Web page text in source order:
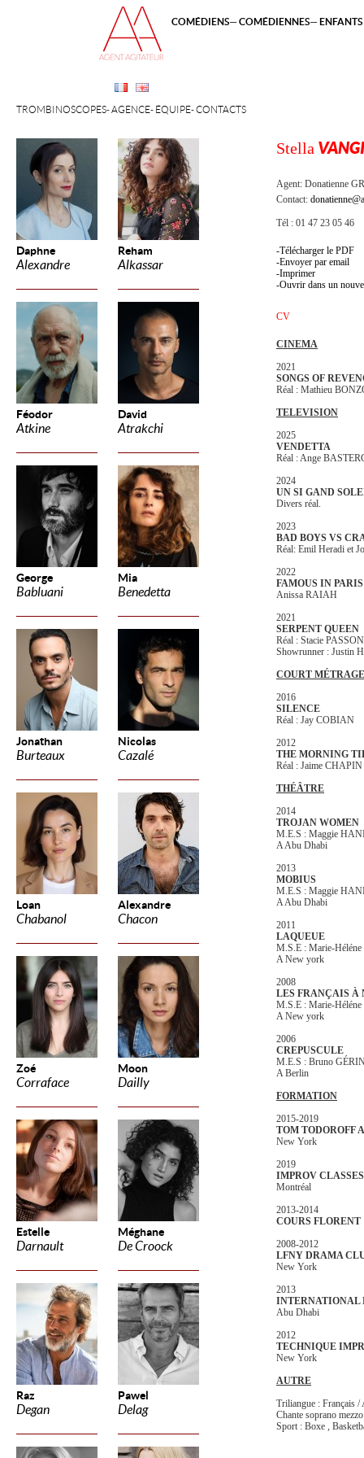
Daphne
Alexandre
Reham
Alkassar
Féodor
Atkine
David
Atrakchi
George
Babluani
Mia
Benedetta
Jonathan
Burteaux
Nicolas
Cazalé
Loan
Chabanol
Alexandre
Chacon
Zoé
Corraface
Moon
Dailly
Estelle
Darnault
Méghane
De Croock
Raz
Degan
Pawel
Delag
TROMBINOSCOPES AGENCE ÉQUIPE CONTACTS
COMÉDIENS COMÉDIENNES
Stella
Agent: Donatienne
Contact:
Tél : 01 47 23 05 46
Télécharger le PDF
Envoyer par email
Imprimer
Ouvrir dans un
CV
CINEMA
2021
SONGS OF
Réal : Mathieu
TELEVISION
2025
VENDETTA
Réal : Ange
2024
UN SI GAND
Divers réal.
2023
BAD BOYS VS
Réal: Emil Heradi et
2022
FAMOUS IN PARIS
Anissa RAIAH
2021
SERPENT QUEEN
Réal : Stacie
Showrunner : Justin
COURT MÉTRAGE
2016
SILENCE
Réal : Jay COBIAN
2012
THE MORNING
Réal : Jaime CHAPIN
THÉÂTRE
2014
TROJAN WOMEN
M.E.S : Maggie
A Abu Dhabi
2013
MOBIUS
M.E.S : Maggie
A Abu Dhabi
2011
LAQUEUE
M.S.E : Marie-
A New york
2008
LES FRANÇAIS À
M.S.E : Marie-
A New york
2006
CREPUSCULE
M.E.S : Bruno
A Berlin
FORMATION
2015-2019
TOM TODOROFF
New York
2019
IMPROV CLASSES
Montréal
2013-2014
COURS FLORENT
2008-2012
LFNY DRAMA
New York
2013
INTERNATIONAL
Abu Dhabi
2012
TECHNIQUE
New York
AUTRE
Triliangue : Français /
Chante soprano
Sport : Boxe ,